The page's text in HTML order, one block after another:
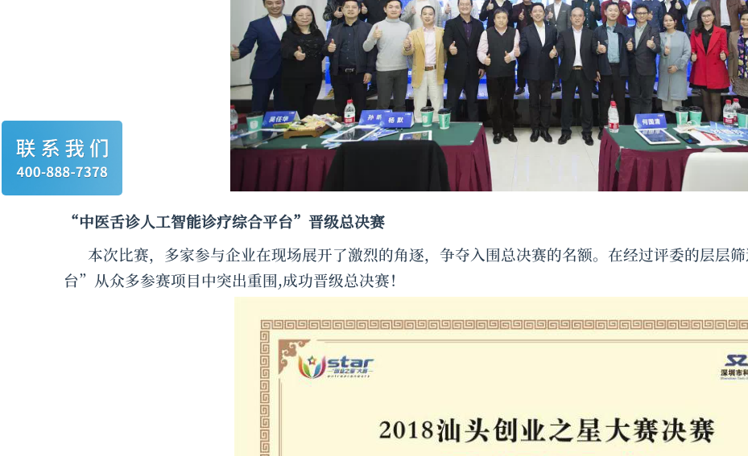
“中医舌诊人工智能诊疗综合平台”晋级总决赛
本次比赛，多家参与企业在现场展开了激烈的角逐，争夺入围总决赛的名额。在经过评委的层层
台”从众多参赛项目中突出重围,成功晋级总决赛！